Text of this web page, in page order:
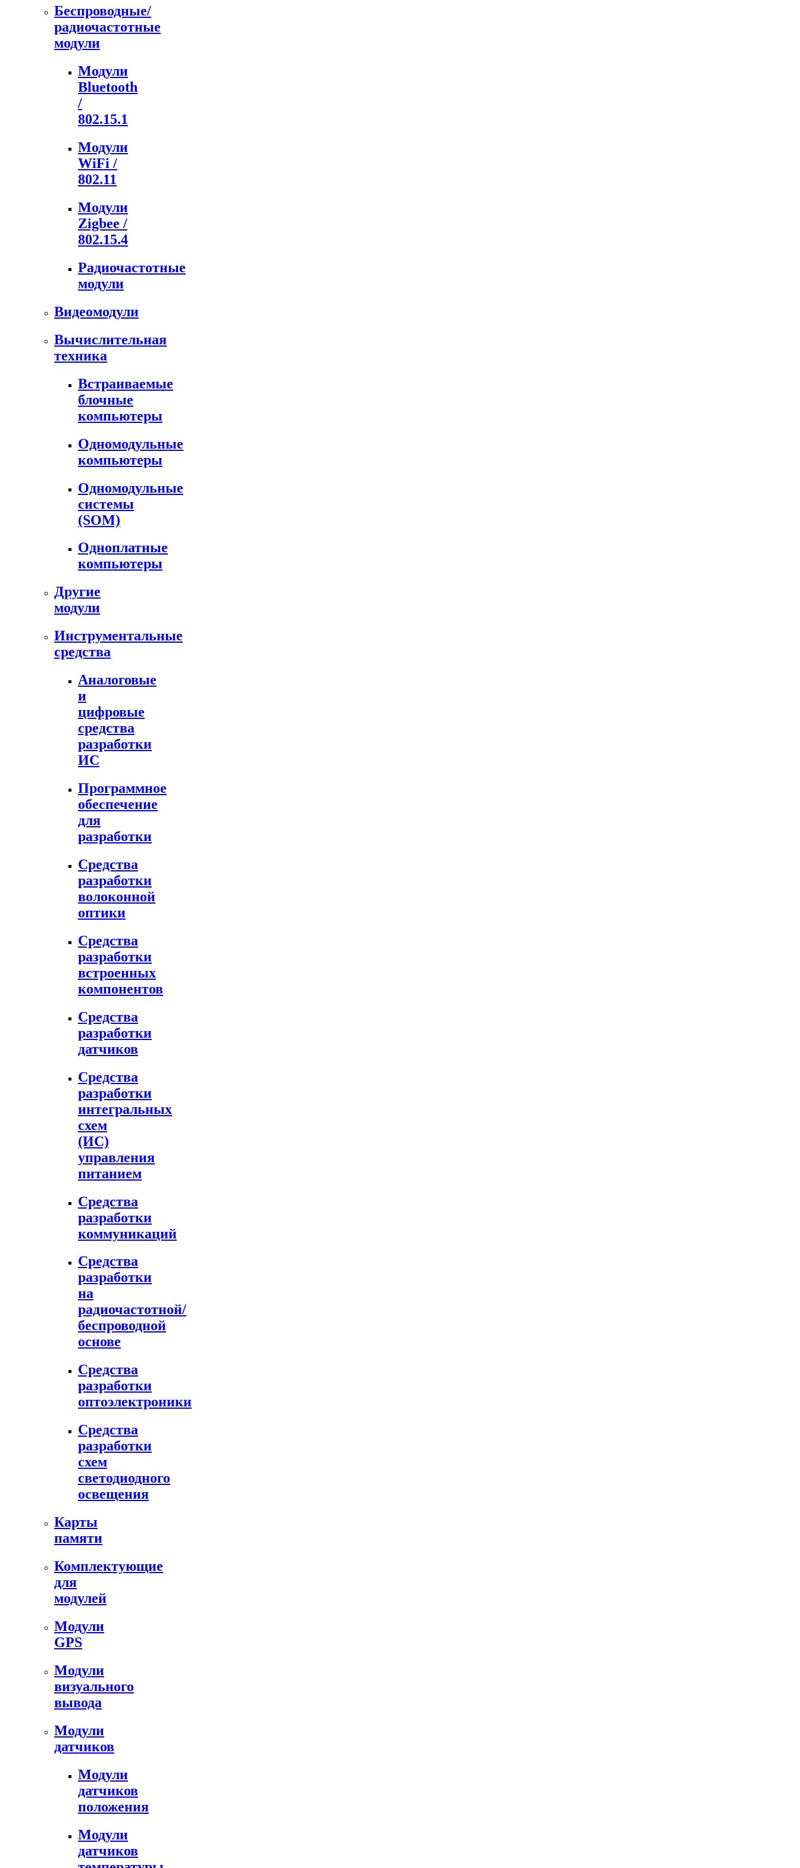
Беспроводные/
радиочастотные
модули
Модули
Bluetooth
/
802.15.1
Модули
WiFi /
802.11
Модули
Zigbee /
802.15.4
Радиочастотные
модули
Видеомодули
Вычислительная
техника
Встраиваемые
блочные
компьютеры
Одномодульные
компьютеры
Одномодульные
системы
(SOM)
Одноплатные
компьютеры
Другие
модули
Инструментальные
средства
Аналоговые
и
цифровые
средства
разработки
ИС
Программное
обеспечение
для
разработки
Средства
разработки
волоконной
оптики
Средства
разработки
встроенных
компонентов
Средства
разработки
датчиков
Средства
разработки
интегральных
схем
(ИС)
управления
питанием
Средства
разработки
коммуникаций
Средства
разработки
на
радиочастотной/
беспроводной
основе
Средства
разработки
оптоэлектроники
Средства
разработки
схем
светодиодного
освещения
Карты
памяти
Комплектующие
для
модулей
Модули
GPS
Модули
визуального
вывода
Модули
датчиков
Модули
датчиков
положения
Модули
датчиков